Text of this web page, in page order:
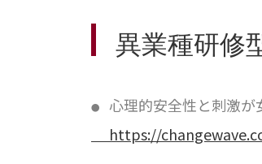
異業種研修
● 心理的安全性と刺激
https://